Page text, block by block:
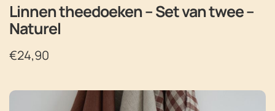
Linnen theedoeken – Set van twee –
Naturel
€24,90